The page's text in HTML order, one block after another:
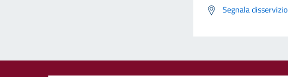
Segnala disservizio